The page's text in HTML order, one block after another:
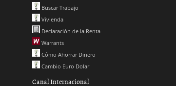
Buscar Trabajo
Vivienda
Declaración de la Renta
Warrants
Cómo Ahorrar Dinero
Cambio Euro Dolar
Canal Internacional